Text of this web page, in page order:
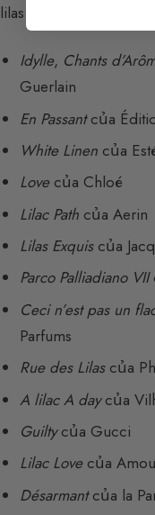
lilas:
Idylle, Chants
Guerlain
En Passantcủa
White Linen của
Lovecủa Chloé
Lilac Path của Aerin
Lilas Exquiscủa
Parco Palliadiano VII
Ceci n’est pas un
Parfums
Rue des Lilascủa
A lilac A daycủa
Guiltycủa Gucci
Lilac Lovecủa
Désarmantcủa la